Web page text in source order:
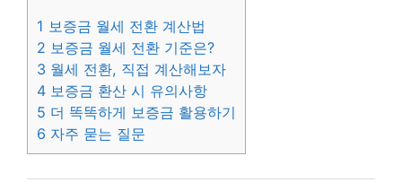
1 보증금 월세 전환 계산법
2 보증금 월세 전환 기준은?
3 월세 전환, 직접 계산해보자
4 보증금 환산 시 유의사항
5 더 똑똑하게 보증금 활용하기
6 자주 묻는 질문